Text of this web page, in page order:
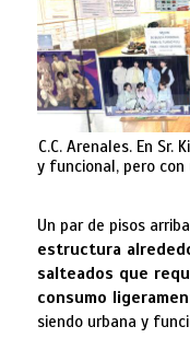
C.C. Arenales. En Sr.
y funcional, pero
Un par de pisos
estructura
salteados que
consumo
siendo urbana y